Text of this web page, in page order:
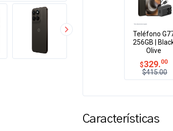
Teléfono
256GB |
Olive
$329.00
$415.00
Características